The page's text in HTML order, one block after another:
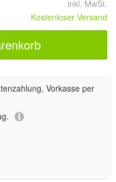
inkl. MwSt.
Kostenloser Versand
Vorkasse per